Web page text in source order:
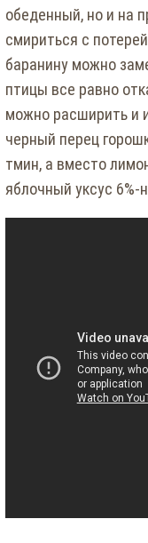
обеденный, но и на
смириться с
баранину можно
птицы все равно
можно расширить и
черный перец
тмин, а вместо
яблочный уксус 6%-